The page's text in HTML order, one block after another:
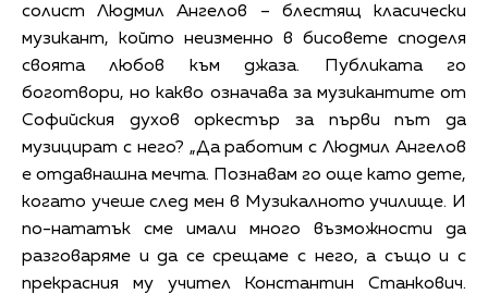
солист Людмил Ангелов – блестящ класически
музикант, който неизменно в бисовете споделя
своята любов към джаза. Публиката го
боготвори, но какво означава за музикантите от
Софийския духов оркестър за първи път да
музицират с него? „Да работим с Людмил Ангелов
е отдавнашна мечта. Познавам го още като дете,
когато учеше след мен в Музикалното училище. И
по-нататък сме имали много възможности да
разговаряме и да се срещаме с него, а също и с
прекрасния му учител Константин Станкович.